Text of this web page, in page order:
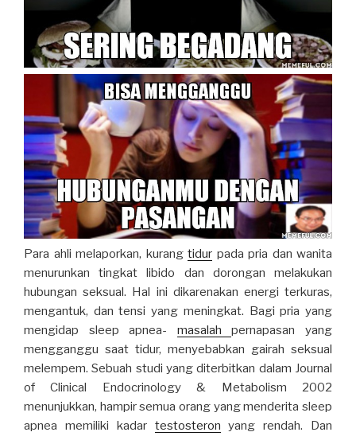
Para ahli melaporkan, kurang tidur pada pria dan wanita
menurunkan tingkat libido dan dorongan melakukan
hubungan seksual. Hal ini dikarenakan energi terkuras,
mengantuk, dan tensi yang meningkat. Bagi pria yang
mengidap sleep apnea- masalahpernapasan yang
mengganggu saat tidur, menyebabkan gairah seksual
melempem. Sebuah studi yang diterbitkan dalam Journal
of Clinical Endocrinology & Metabolism 2002
menunjukkan, hampir semua orang yang menderita sleep
apnea memiliki kadar testosteron yang rendah. Dan